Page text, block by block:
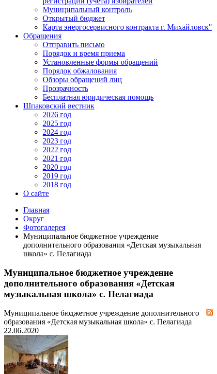
Муниципальный контроль
Открытый бюджет
Карта энергосервисного контракта г. Михайловск"
Обращения
Отправить письмо
Порядок и время приема
Установленные формы обращений
Порядок обжалования
Обзоры обращений лиц
Прозрачность
Бесплатная юридическая помощь
Шпаковский вестник
2026 год
2025 год
2024 год
2023 год
2022 год
2021 год
2020 год
2019 год
2018 год
О сайте
Главная
Округ
Фотогалерея
Муниципальное бюджетное учреждение
дополнительного образования «Детская музыкальная
школа» с. Пелагиада
Муниципальное бюджетное учреждение
дополнительного образования «Детская
музыкальная школа» с. Пелагиада
Муниципальное бюджетное учреждение дополнительного
образования «Детская музыкальная школа» с. Пелагиада
22.06.2020